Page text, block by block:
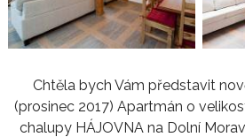
Chtěla bych Vám představit
(prosinec 2017) Apartmán o
chalupy HÁJOVNA na Dolní